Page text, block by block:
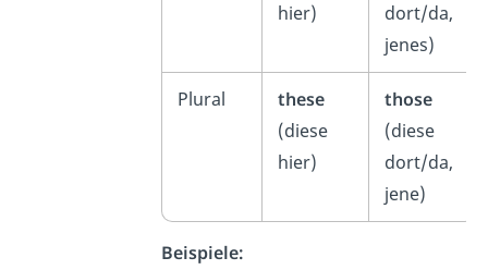
hier)
dort/da,
jenes)
Plural
these
(diese
hier)
those
(diese
dort/da,
jene)
Beispiele: